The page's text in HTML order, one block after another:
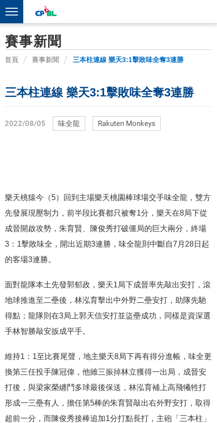
賽事新聞
首頁 賽事新聞 三本柱連線 樂天3:1擊敗味全奪3連勝
三本柱連線 樂天3:1擊敗味全奪3連勝
2022/08/05 味全龍 Rakuten Monkeys
樂天桃猿今（5）回到主場樂天桃園棒球場交手味全龍，雙方
先發展現壓制力，前半段比賽都只被奪1分，樂天在8局下從
成晉開啟攻勢，朱育賢、陳俊秀打破僵局的巨大兩分，終場
3：1擊敗味全，開出近期3連勝，味全龍則中斷自7月28日起
的客場3連勝。
面對龍隊本土先發郭郁政，樂天1局下成晉率先敲出安打，滾
地球推進至二壘後，林泓育擊出中外野二壘安打，助隊先馳
得點；龍隊則在3局上郭天信安打並盜壘成功，同樣是資深選
手林智勝敲安扳成平手。
維持1：1至比賽尾聲，地主樂天8局下再有得分進帳，味全更
換第三任投手陳冠偉，他雖三振掉林立獲得一出局，成晉安
打後，與梁家榮纏鬥多球最後保送，林泓育補上高飛犧牲打
形成一三壘有人，擔任第5棒的朱育賢敲出右外野安打，取得
超前一分，而陳俊秀接棒追加1分打點長打，主砲「三本柱」